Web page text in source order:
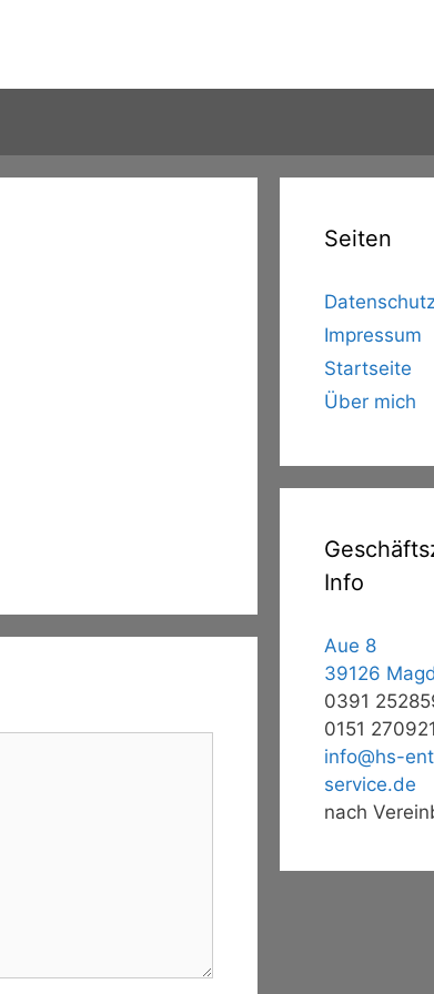
Seiten
Impressum
Startseite
Über mich
Info
Aue 8
39126
0391
0151
info@hs-
service.de
nach